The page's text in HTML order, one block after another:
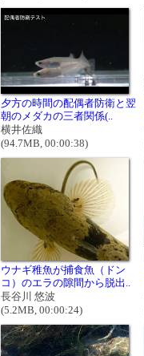
夕方の時間の配偶者防衛と翌
朝のメダカの三者関係(..
横井佐織
(94.7MB, 00:00:38)
ウナギ稚魚が捕食魚（ドン
コ）のエラの隙間から脱出..
長谷川 悠波
(5.2MB, 00:00:24)